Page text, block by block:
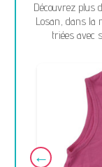
Découvrez plus
Losan, dans la
triées avec